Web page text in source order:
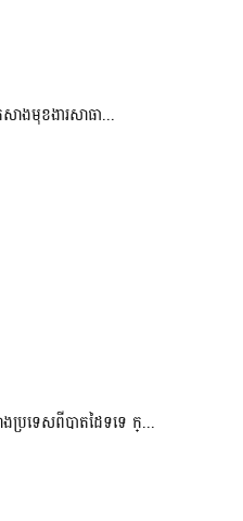
សាងមុខងារសាធា...
រទេសពីបាតដៃទទេ ក្...